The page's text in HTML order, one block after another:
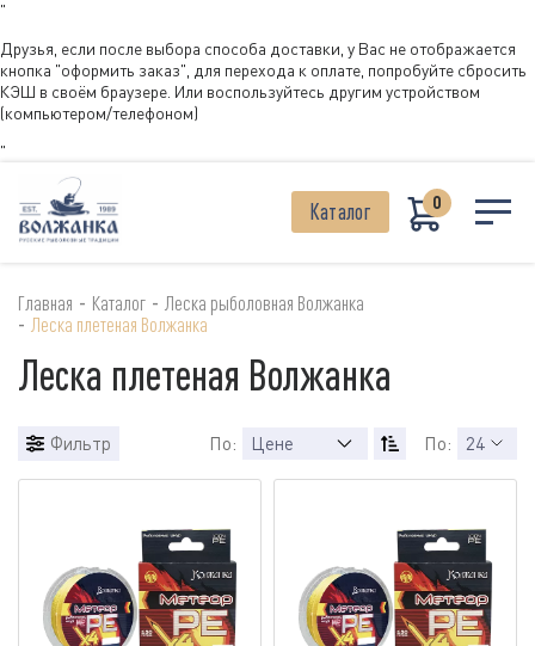
"
Друзья, если после выбора способа доставки, у Вас не отображается
кнопка "оформить заказ", для перехода к оплате, попробуйте сбросить
КЭШ в своём браузере. Или воспользуйтесь другим устройством
(компьютером/телефоном)
"
Каталог 0
Главная - Каталог - Леска рыболовная Волжанка
- Леска плетеная Волжанка
Леска плетеная Волжанка
Фильтр По: Цене По: 24